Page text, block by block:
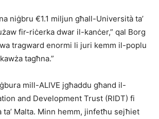
niġbru €1.1 miljun għall-Università ta’
fir-riċerka dwar il-kanċer,” qal Borg
tragward enormi li juri kemm il-poplu
tagħna.”
mill-ALIVE jgħaddu għand il-
and Development Trust (RIDT) fi
Malta. Minn hemm, jinfetħu sejħiet